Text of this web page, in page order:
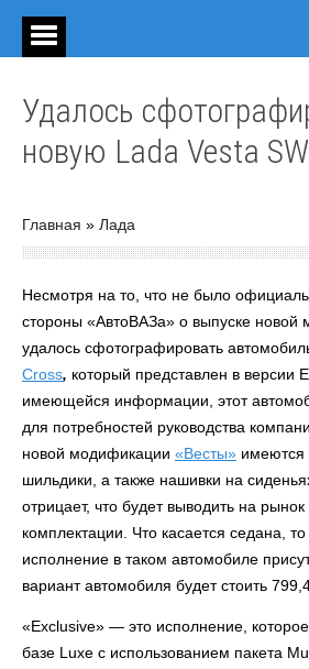
Удалось
новую Lada Vesta
Главная » Лада
Несмотря на то, что не было
стороны «АвтоВАЗа» о выпуске
удалось сфотографировать
Cross, который представлен в версии
имеющейся информации, этот
для потребностей руководства
новой модификации «Весты» имеются
шильдики, а также нашивки на
отрицает, что будет выводить на
комплектации. Что касается седана,
исполнение в таком автомобиле
вариант автомобиля будет стоить
«Exclusive» — это исполнение,
базе Luxe с использованием пакета